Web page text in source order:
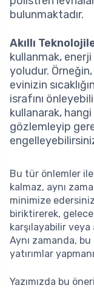
bulunmaktadır.
Akıllı
kullanmak,
yoludur. Örneğin,
evinizin
israfını
kullanarak, hangi
gözlemleyip
Bu tür önlemler ile
kalmaz, aynı
minimize
biriktirerek,
karşılayabilir
Aynı zamanda,
yatırımlar
Yazımızda bu